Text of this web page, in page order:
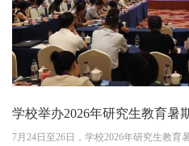
学校举办2026年研究生教育暑
7月24日至26日，学校2026年研究生教